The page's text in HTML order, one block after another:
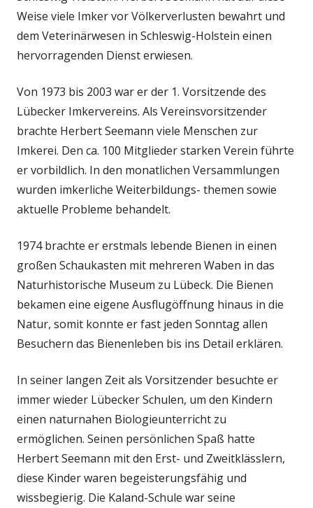
Weise viele Imker vor Völkerverlusten bewahrt und
dem Veterinärwesen in Schleswig-Holstein einen
hervorragenden Dienst erwiesen.
Von 1973 bis 2003 war er der 1. Vorsitzende des
Lübecker Imkervereins. Als Vereinsvorsitzender
brachte Herbert Seemann viele Menschen zur
Imkerei. Den ca. 100 Mitglieder starken Verein führte
er vorbildlich. In den monatlichen Versammlungen
wurden imkerliche Weiterbildungs- themen sowie
aktuelle Probleme behandelt.
1974 brachte er erstmals lebende Bienen in einen
großen Schaukasten mit mehreren Waben in das
Naturhistorische Museum zu Lübeck. Die Bienen
bekamen eine eigene Ausflugöffnung hinaus in die
Natur, somit konnte er fast jeden Sonntag allen
Besuchern das Bienenleben bis ins Detail erklären.
In seiner langen Zeit als Vorsitzender besuchte er
immer wieder Lübecker Schulen, um den Kindern
einen naturnahen Biologieunterricht zu
ermöglichen. Seinen persönlichen Spaß hatte
Herbert Seemann mit den Erst- und Zweitklässlern,
diese Kinder waren begeisterungsfähig und
wissbegierig. Die Kaland-Schule war seine